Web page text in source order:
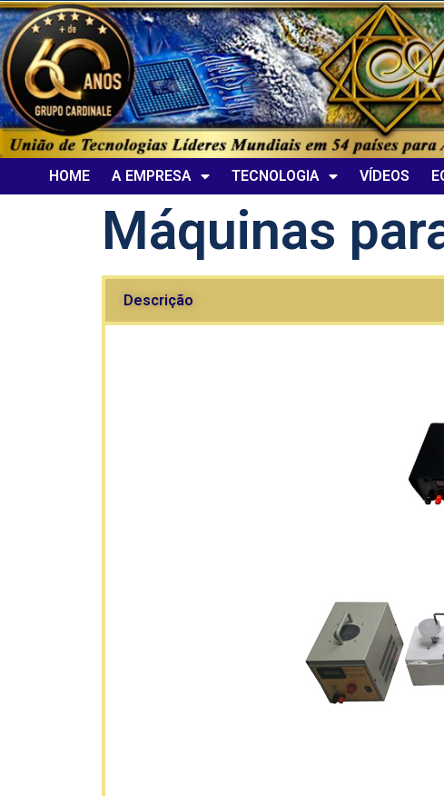
HOME A EMPRESA TECNOLOGIA VÍDEOS
Máquinas
Descrição